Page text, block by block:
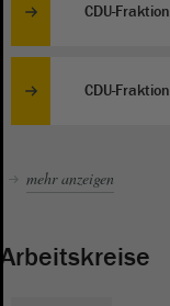
CDU-
CDU-
mehr anzeigen
Arbeitskreise